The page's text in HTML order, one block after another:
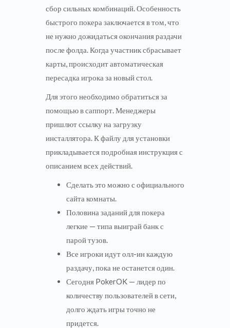
сбор сильных комбинаций. Особенность
быстрого покера заключается в том, что
не нужно дожидаться окончания раздачи
после фолда. Когда участник сбрасывает
карты, происходит автоматическая
пересадка игрока за новый стол.
Для этого необходимо обратиться за
помощью в саппорт. Менеджеры
пришлют ссылку на загрузку
инсталлятора. К файлу для установки
прикладывается подробная инструкция с
описанием всех действий.
Сделать это можно с официального
сайта комнаты.
Половина заданий для покера
легкие — типа выиграй банк с
парой тузов.
Все игроки идут олл-ин каждую
раздачу, пока не останется один.
Сегодня PokerOK — лидер по
количеству пользователей в сети,
долго ждать игры точно не
придется.